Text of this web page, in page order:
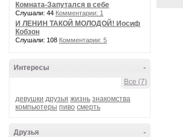
Комната-Запутался в себе
Слушали: 44 Комментарии: 1
И ЛЕНИН ТАКОЙ МОЛОДОЙ! Иосиф
Кобзон
Слушали: 108 Комментарии: 5
-
Интересы
Все (7)
девушки друзья жизнь знакомства
компьютеры пиво смерть
-
Друзья